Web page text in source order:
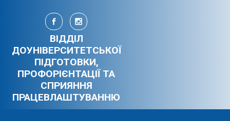
Skip to main content
ВІДДІЛ
ДОУНІВЕРСИТЕТСЬКОЇ
ПІДГОТОВКИ,
ПРОФОРІЄНТАЦІЇ ТА
СПРИЯННЯ
ПРАЦЕВЛАШТУВАННЮ